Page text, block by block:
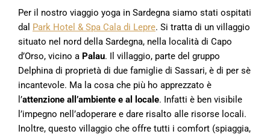
Per il nostro viaggio yoga in Sardegna siamo stati ospitati
dal Park Hotel & Spa Cala di Lepre. Si tratta di un villaggio
situato nel nord della Sardegna, nella località di Capo
d’Orso, vicino a Palau. Il villaggio, parte del gruppo
Delphina di proprietà di due famiglie di Sassari, è di per sè
incantevole. Ma la cosa che più ho apprezzato è
l’attenzione all’ambiente e al locale. Infatti è ben visibile
l’impegno nell’adoperare e dare risalto alle risorse locali.
Inoltre, questo villaggio che offre tutti i comfort (spiaggia,